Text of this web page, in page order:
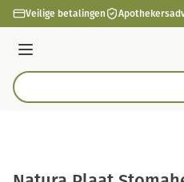
Ga naar de inhoud
Veilige betalingen
Menu
Product, merk, categorie...